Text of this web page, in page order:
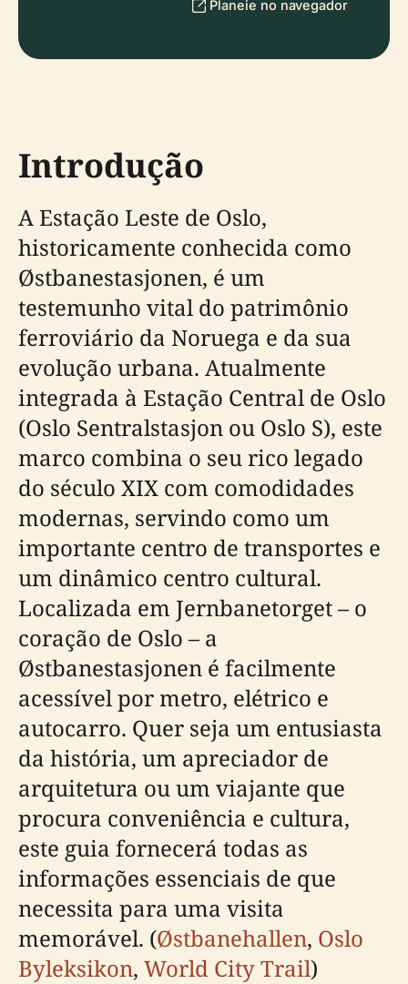
Planeie no navegador
Introdução
A Estação Leste de Oslo,
historicamente conhecida como
Østbanestasjonen, é um
testemunho vital do patrimônio
ferroviário da Noruega e da sua
evolução urbana. Atualmente
integrada à Estação Central de Oslo
(Oslo Sentralstasjon ou Oslo S), este
marco combina o seu rico legado
do século XIX com comodidades
modernas, servindo como um
importante centro de transportes e
um dinâmico centro cultural.
Localizada em Jernbanetorget – o
coração de Oslo – a
Østbanestasjonen é facilmente
acessível por metro, elétrico e
autocarro. Quer seja um entusiasta
da história, um apreciador de
arquitetura ou um viajante que
procura conveniência e cultura,
este guia fornecerá todas as
informações essenciais de que
necessita para uma visita
memorável. (Østbanehallen, Oslo
Byleksikon, World City Trail)